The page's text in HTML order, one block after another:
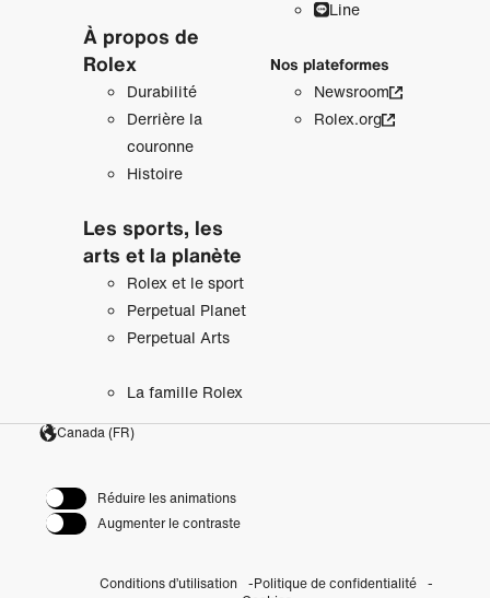
À propos de
Rolex
Durabilité
Derrière la
couronne
Histoire
Les sports, les
arts et la planète
Rolex et le sport
Perpetual Planet
Perpetual Arts
La famille Rolex
Line
Nos plateformes
Newsroom
Rolex.org
Canada (FR)
Réduire les animations
Augmenter le contraste
Conditions d’utilisation
Politique de confidentialité